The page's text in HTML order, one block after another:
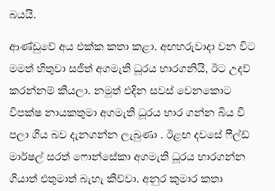
බයයි.
ආණ්ඩුවේ අය එක්ක කතා කළා. අඟහරුවාදා වන විට
මමත් හිතුවා සජිත් අගමැති ධූරය භාරගනියි, ඊට උදව්
කරන්නම් කියලා. නමුත් එදින සවස් වෙනකොට
විපක්ෂ නායකතුමා අගමැති ධූරය භාර ගන්න බිය වී
පලා ගිය බව දැනගන්න ලැබුණා . ඊළඟ දවසේ ෆීල්ඩ්
මාර්ෂල් සරත් ෆොන්සේකා අගමැති ධූරය භාරගන්න
ගියාත් එතුමාත් බැහැ කිව්වා. අනුර කුමාර කතා